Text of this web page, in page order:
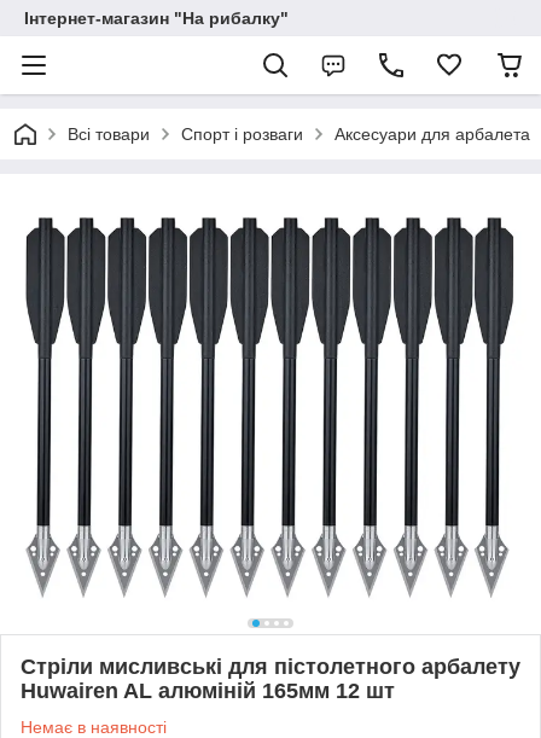
Інтернет-магазин "На рибалку"
Всі товари Спорт і розваги Аксесуари для арбалета
Стріли мисливські для пістолетного арбалету
Huwairen AL алюміній 165мм 12 шт
Немає в наявності